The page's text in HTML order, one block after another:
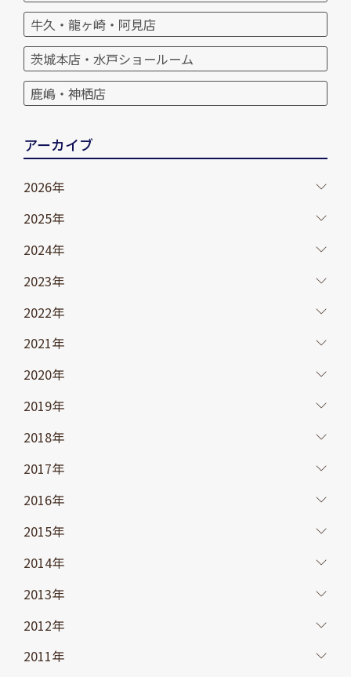
牛久・龍ヶ崎・阿見店
茨城本店・水戸ショールーム
鹿嶋・神栖店
アーカイブ
2026年
2025年
2024年
2023年
2022年
2021年
2020年
2019年
2018年
2017年
2016年
2015年
2014年
2013年
2012年
2011年